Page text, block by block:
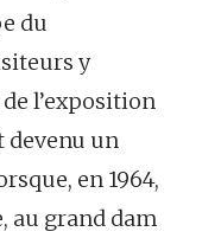
du
y
l’exposition
devenu un
en 1964,
au grand dam